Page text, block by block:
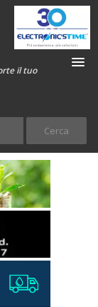
il tuo